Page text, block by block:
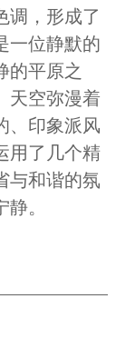
调，形成了
一位静默的
的平原之
天空弥漫着
、印象派风
用了几个精
与和谐的氛
。